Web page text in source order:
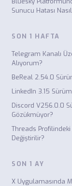
Sunucu Hatası Nasıl
SON 1 HAFTA
Telegram Kanalı
Alıyorum?
BeReal 2.54.0
LinkedIn 3.15
Discord V256.0.0
Gözükmüyor?
Threads Profilindeki
Değiştirilir?
SON 1 AY
X Uygulamasında